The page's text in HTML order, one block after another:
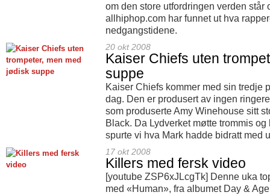
om den store utfordringen verden står
allhiphop.com har funnet ut hva
nedgangstidene.
20 okt 2008
Kaiser Chiefs uten
suppe
Kaiser Chiefs kommer med sin tredje
dag. Den er produsert av ingen
som produserte Amy Winehouse sitt
Black. Da Lydverket møtte trommis
spurte vi hva Mark hadde bidratt med
17 okt 2008
Killers med fersk video
[youtube ZSP6xJLcgTk] Denne uka
med «Human», fra albumet Day &